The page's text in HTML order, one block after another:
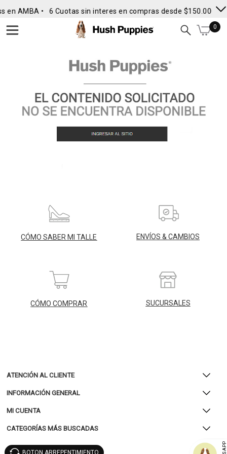
en AMBA • 6 Cuotas sin interes en compras desde $150.000 •
0
CÓMO SABER MI TALLE ENVÍOS & CAMBIOS
CÓMO COMPRAR SUCURSALES
ATENCIÓN AL CLIENTE
INFORMACIÓN GENERAL
MI CUENTA
CATEGORÍAS MÁS BUSCADAS
BOTON ARREPENTIMIENTO